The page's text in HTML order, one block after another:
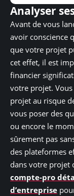
Analyser
Avant de vous
avoir conscience
que votre projet
cet effet, il est
financier
votre projet.
projet au risque
vous poser des
ou encore le
sûrement pas
des plateformes
dans votre projet
compte-pro
d’entreprise